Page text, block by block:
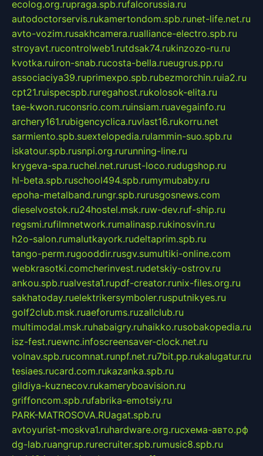
ecolog.org.rupraga.spb.rufalcorussia.ru
autodoctorservis.rukamertondom.spb.runet-life.net.ru
avto-vozim.rusakhcamera.rualliance-electro.spb.ru
stroyavt.rucontrolweb1.rutdsak74.rukinzozo-ru.ru
kvotka.ruiron-snab.rucosta-bella.rueugrus.pp.ru
associaciya39.ruprimexpo.spb.rubezmorchin.ruia2.ru
cpt21.ruispecspb.ruregahost.rukolosok-elita.ru
tae-kwon.ruconsrio.com.ruinsiam.ruavegainfo.ru
archery161.rubigencyclica.ruvlast16.rukorru.net
sarmiento.spb.suextelopedia.rulammin-suo.spb.ru
iskatour.spb.rusnpi.org.rurunning-line.ru
krygeva-spa.ruchel.net.rurust-loco.rudugshop.ru
hl-beta.spb.ruschool494.spb.rumymubaby.ru
epoha-metalband.rungr.spb.rurusgosnews.com
dieselvostok.ru24hostel.msk.ruw-dev.ruf-ship.ru
regsmi.rufilmnetwork.rumalinasp.rukinosvin.ru
h2o-salon.rumalutkayork.rudeltaprim.spb.ru
tango-perm.rugooddir.rusgv.sumultiki-online.com
webkrasotki.comcherinvest.rudetskiy-ostrov.ru
ankou.spb.rualvesta1.rupdf-creator.runix-files.org.ru
sakhatoday.ruelektrikersymboler.rusputnikyes.ru
golf2club.msk.ruaeforums.ruzallclub.ru
multimodal.msk.ruhabaigry.ruhaikko.rusobakopedia.ru
isz-fest.ruewnc.infoscreensaver-clock.net.ru
volnav.spb.rucomnat.runpf.net.ru7bit.pp.rukalugatur.ru
tesiaes.rucard.com.rukazanka.spb.ru
gildiya-kuznecov.rukameryboavision.ru
griffoncom.spb.rufabrika-emotsiy.ru
PARK-MATROSOVA.RUagat.spb.ru
avtoyurist-moskva1.ruhardware.org.ruсхема-авто.рф
dg-lab.ruangrup.rurecruiter.spb.rumusic8.spb.ru